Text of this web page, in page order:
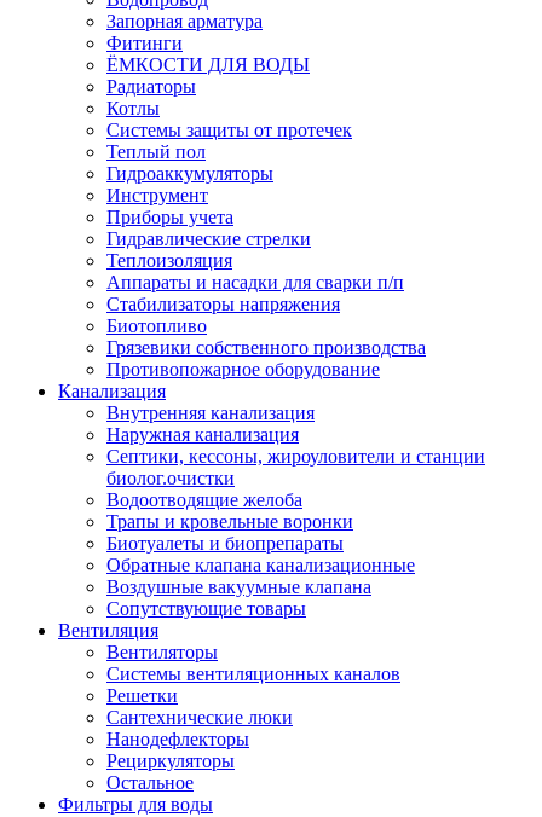
Запорная арматура
Фитинги
ЁМКОСТИ ДЛЯ ВОДЫ
Радиаторы
Котлы
Системы защиты от протечек
Теплый пол
Гидроаккумуляторы
Инструмент
Приборы учета
Гидравлические стрелки
Теплоизоляция
Аппараты и насадки для сварки п/п
Стабилизаторы напряжения
Биотопливо
Грязевики собственного производства
Противопожарное оборудование
Канализация
Внутренняя канализация
Наружная канализация
Септики, кессоны, жироуловители и станции
биолог.очистки
Водоотводящие желоба
Трапы и кровельные воронки
Биотуалеты и биопрепараты
Обратные клапана канализационные
Воздушные вакуумные клапана
Сопутствующие товары
Вентиляция
Вентиляторы
Системы вентиляционных каналов
Решетки
Сантехнические люки
Нанодефлекторы
Рециркуляторы
Остальное
Фильтры для воды